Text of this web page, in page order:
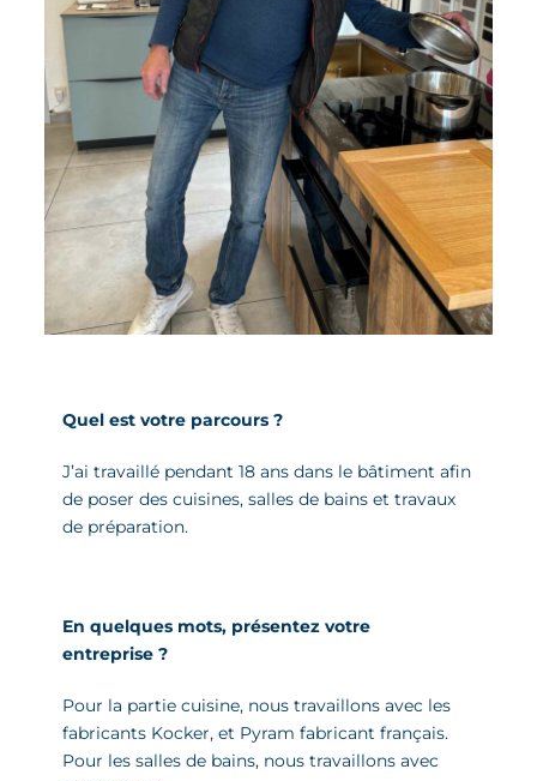
Quel est votre parcours ?
J’ai travaillé pendant 18 ans dans le bâtiment afin
de poser des cuisines, salles de bains et travaux
de préparation.
En quelques mots, présentezvotre
entreprise ?
Pour la partie cuisine, nous travaillons avec les
fabricants Kocker, et Pyram fabricant français.
Pour les salles de bains, nous travaillons avec